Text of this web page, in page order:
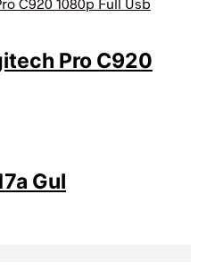
kr..
Pro C920
kr..
Gul